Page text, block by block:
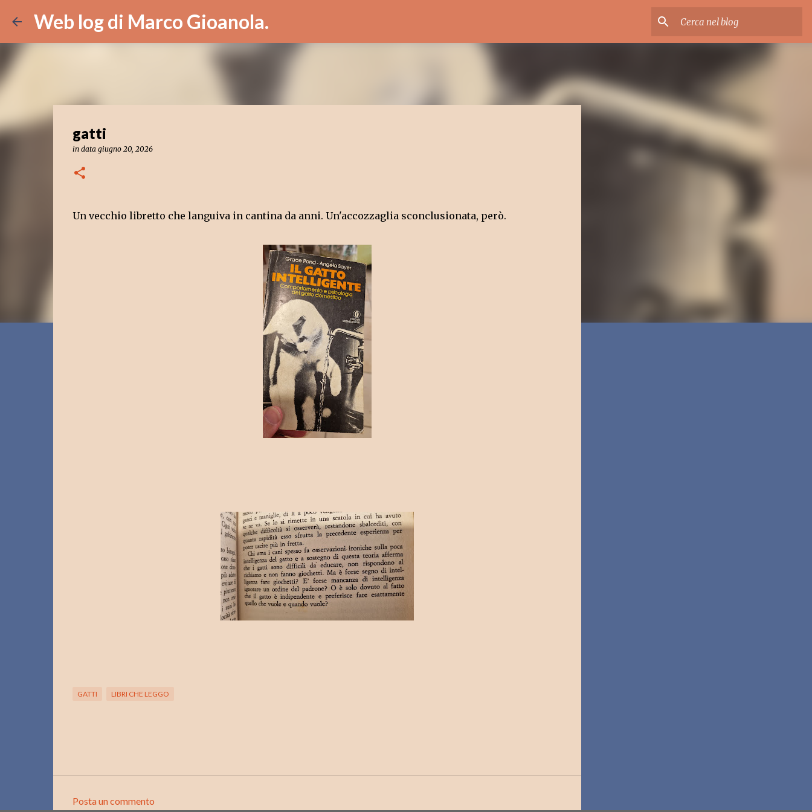
Web log di Marco Gioanola.
gatti
in data giugno 20, 2026
Un vecchio libretto che languiva in cantina da anni. Un'accozzaglia sconclusionata, però.
GATTI LIBRI CHE LEGGO
Posta un commento